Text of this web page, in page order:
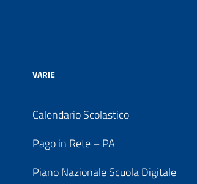
VARIE
Calendario Scolastico
Pago in Rete – PA
Piano Nazionale Scuola Digitale